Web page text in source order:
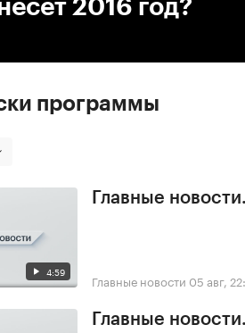
2016 год?
программы
4:59
Главные
Главные новости 05 авг,
Главные